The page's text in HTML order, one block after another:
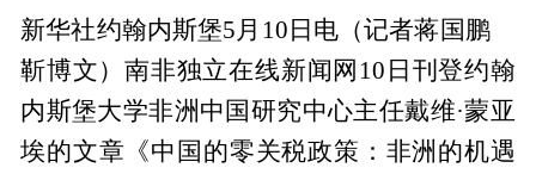
新华社约翰内斯堡5月10日电（记者蒋国鹏
靳博文）南非独立在线新闻网10日刊登约翰
内斯堡大学非洲中国研究中心主任戴维·蒙亚
埃的文章《中国的零关税政策：非洲的机遇